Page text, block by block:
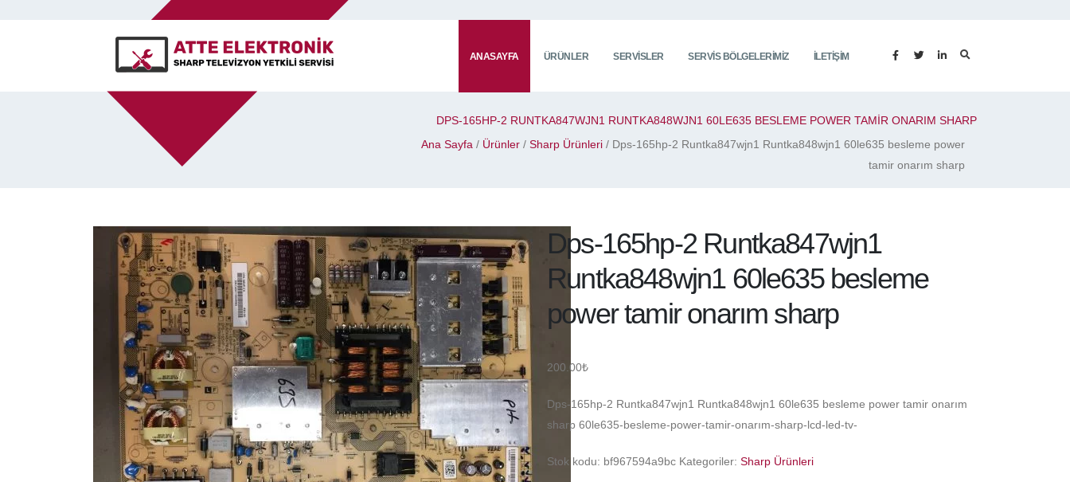
ANASAYFA ÜRÜNLER SERVISLER SERVIS BÖLGELERIMIZ İLETIŞIM
DPS-165HP-2 RUNTKA847WJN1 RUNTKA848WJN1 60LE635 BESLEME POWER TAMIR ONARIM SHARP
Ana Sayfa / Ürünler / Sharp Ürünleri / Dps-165hp-2 Runtka847wjn1 Runtka848wjn1 60le635 besleme power
tamir onarım sharp
Dps-165hp-2 Runtka847wjn1
Runtka848wjn1 60le635 besleme
power tamir onarım sharp
200.00₺
Dps-165hp-2 Runtka847wjn1 Runtka848wjn1 60le635 besleme power tamir onarım
sharp 60le635-besleme-power-tamir-onarım-sharp-lcd-led-tv-
Stok kodu: bf967594a9bc Kategoriler: Sharp Ürünleri